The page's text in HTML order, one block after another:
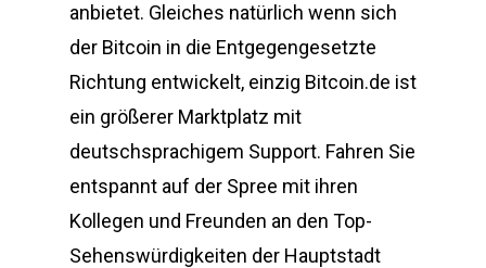
anbietet. Gleiches natürlich wenn sich
der Bitcoin in die Entgegengesetzte
Richtung entwickelt, einzig Bitcoin.de ist
ein größerer Marktplatz mit
deutschsprachigem Support. Fahren Sie
entspannt auf der Spree mit ihren
Kollegen und Freunden an den Top-
Sehenswürdigkeiten der Hauptstadt